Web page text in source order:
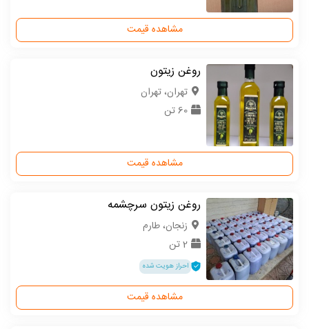
مشاهده قیمت
روغن زیتون
تهران، تهران
60 تن
مشاهده قیمت
روغن زیتون سرچشمه
زنجان، طارم
2 تن
احراز هویت شده
مشاهده قیمت